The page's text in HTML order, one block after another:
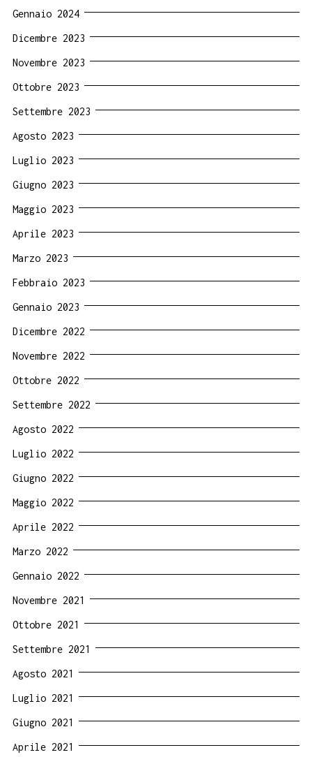
Gennaio 2024
Dicembre 2023
Novembre 2023
Ottobre 2023
Settembre 2023
Agosto 2023
Luglio 2023
Giugno 2023
Maggio 2023
Aprile 2023
Marzo 2023
Febbraio 2023
Gennaio 2023
Dicembre 2022
Novembre 2022
Ottobre 2022
Settembre 2022
Agosto 2022
Luglio 2022
Giugno 2022
Maggio 2022
Aprile 2022
Marzo 2022
Gennaio 2022
Novembre 2021
Ottobre 2021
Settembre 2021
Agosto 2021
Luglio 2021
Giugno 2021
Aprile 2021